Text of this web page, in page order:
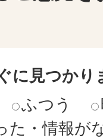
に見つかり
ふつう
た・情報が